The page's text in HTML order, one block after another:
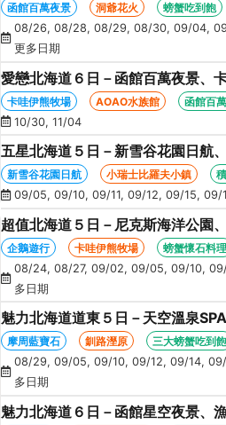
火、啤酒暢飲、螃蟹懷石料理、螃蟹
函館百萬夜景 洞爺花火
螃蟹吃到飽
08/26, 08/28, 08/29, 08/30, 09/04,
更多日期
愛戀北海道６日－函館百萬夜景、
藻岩山纜車、三大螃蟹吃到飽(函館/
卡哇伊熊牧場 AOAO水族館
函館百
10/30, 11/04
五星北海道５日－新雪谷花園日航
空中纜車、積丹半島、採水果、海
新雪谷花園日航 小瑞士比羅夫小鎮
09/05, 09/10, 09/11, 09/12, 09/15, 09/
超值北海道５日－尼克斯海洋公園
蹄山名水公園、洞爺星空、花火大
企鵝遊行 卡哇伊熊牧場
螃蟹懷石料理
08/24, 08/27, 09/02, 09/05, 09/10,
多日期
魅力北海道道東５日－天空溫泉
丹頂鶴、花時計、砂湯體驗、螃蟹吃
摩周藍寶石 釧路溼原
三大螃蟹吃到飽
08/29, 09/05, 09/10, 09/12, 09/14, 09/
多日期
魅力北海道６日－函館星空夜景、